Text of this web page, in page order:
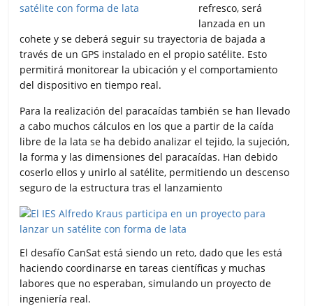
refresco, será
lanzada en un
cohete y se deberá seguir su trayectoria de bajada a
través de un GPS instalado en el propio satélite. Esto
permitirá monitorear la ubicación y el comportamiento
del dispositivo en tiempo real.
Para la realización del paracaídas también se han llevado
a cabo muchos cálculos en los que a partir de la caída
libre de la lata se ha debido analizar el tejido, la sujeción,
la forma y las dimensiones del paracaídas. Han debido
coserlo ellos y unirlo al satélite, permitiendo un descenso
seguro de la estructura tras el lanzamiento
El desafío CanSat está siendo un reto, dado que les está
haciendo coordinarse en tareas científicas y muchas
labores que no esperaban, simulando un proyecto de
ingeniería real.